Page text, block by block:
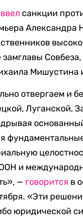
ввел санкции
Александра
замглавы
Мишустина
отвергаем и
Луганской,
и
— говорится в
«Эти
юридической